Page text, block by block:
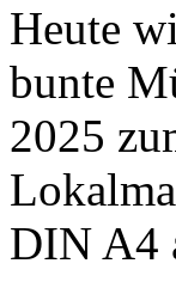
Heute
bunte
2025
DIN A4